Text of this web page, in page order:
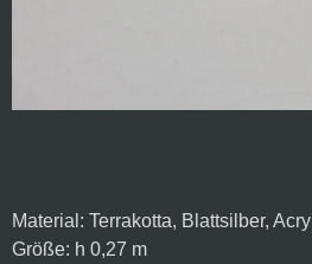
Material: Terrakotta, Blattsilber, Acryl
Größe: h 0,27 m